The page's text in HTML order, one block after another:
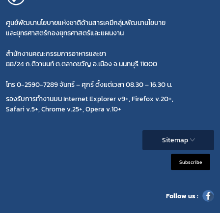
ศูนย์พัฒนานโยบายแห่งชาติด้านสารเคมีกลุ่มพัฒนานโยบาย
และยุทธศาสตร์กองยุทธศาสตร์และแผนงาน
สำนักงานคณะกรรมการอาหารและยา
88/24 ถ.ติวานนท์ ต.ตลาดขวัญ อ.เมือง จ.นนทบุรี 11000
โทร 0-2590-7289 จันทร์ – ศุกร์ ตั้งแต่เวลา 08.30 – 16.30 น.
รองรับการทำงานบน Internet Explorer v9+, Firefox v.20+,
Safari v.5+, Chrome v.25+, Opera v.10+
Sitemap
Subscribe
Follow us :